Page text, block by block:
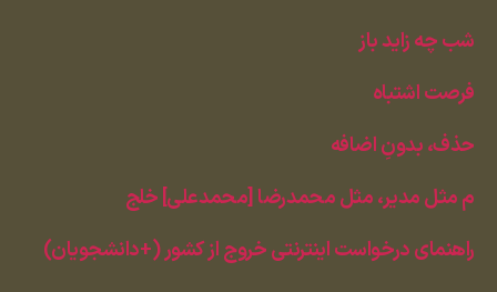
شب چه زاید باز
فرصت اشتباه
حذف، بدونِ اضافه
م مثل مدیر، مثل محمدرضا [محمدعلی] خلج
راهنمای درخواست اینترنتی خروج از کشور (+دانشجویان)